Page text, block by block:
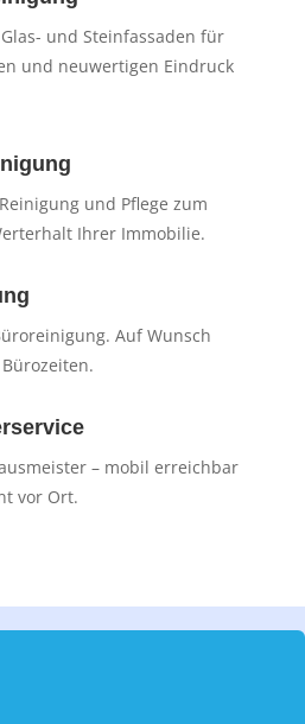
und Steinfassaden für
und neuwertigen Eindruck
und Pflege zum
Ihrer Immobilie.
Auf Wunsch
– mobil erreichbar
vor Ort.